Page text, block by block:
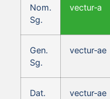
Nom.
Sg.
vectur‑a
Gen.
Sg.
vectur‑ae
Dat.
vectur‑ae